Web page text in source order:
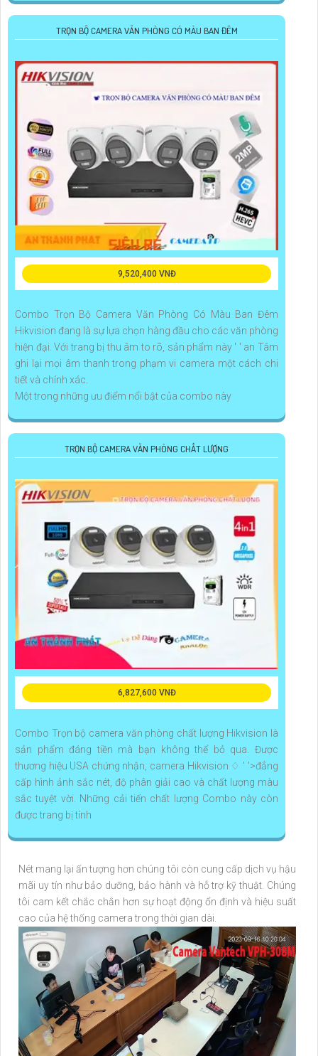
TRỌN BỘ CAMERA VĂN PHÒNG CÓ MÀU BAN ĐÊM
9,520,400 VNĐ
Combo Trọn Bộ Camera Văn Phòng Có Màu Ban Đêm
Hikvision đang là sự lựa chọn hàng đầu cho các văn phòng
hiện đại. Với trang bị thu âm to rõ, sản phẩm này ' ' an Tâm
ghi lại mọi âm thanh trong phạm vi camera một cách chi
tiết và chính xác.
Một trong những ưu điểm nổi bật của combo này
TRỌN BỘ CAMERA VĂN PHÒNG CHẤT LƯỢNG
6,827,600 VNĐ
Combo Trọn bộ camera văn phòng chất lượng Hikvision là
sản phẩm đáng tiền mà bạn không thể bỏ qua. Được
thương hiệu USA chứng nhận, camera Hikvision ♢ ' '>đẳng
cấp hình ảnh sắc nét, độ phân giải cao và chất lượng màu
sắc tuyệt vời. Những cải tiến chất lượng Combo này còn
được trang bị tính
Nét mang lại ấn tượng hơn chúng tôi còn cung cấp dịch vụ hậu
mãi uy tín như bảo dưỡng, bảo hành và hỗ trợ kỹ thuật. Chúng
tôi cam kết chắc chắn hơn sự hoạt động ổn định và hiệu suất
cao của hệ thống camera trong thời gian dài.